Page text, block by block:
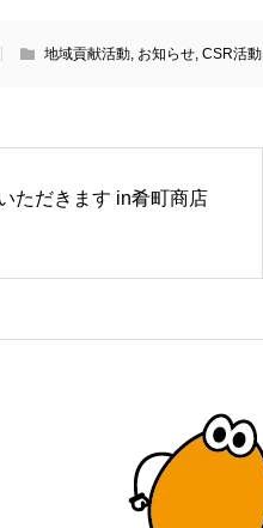
地域貢献活動 お知らせ CSR活動
ただきます in肴町商店